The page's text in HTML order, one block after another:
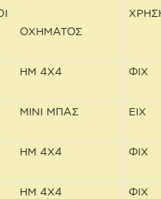
ΟΧΗΜΑΤΟΣ
ΗΜ 4X4 ΦΙΧ
MINI ΜΠΑΣ ΕΙΧ
ΗΜ 4X4 ΦΙΧ
ΗΜ 4X4 ΦΙΧ